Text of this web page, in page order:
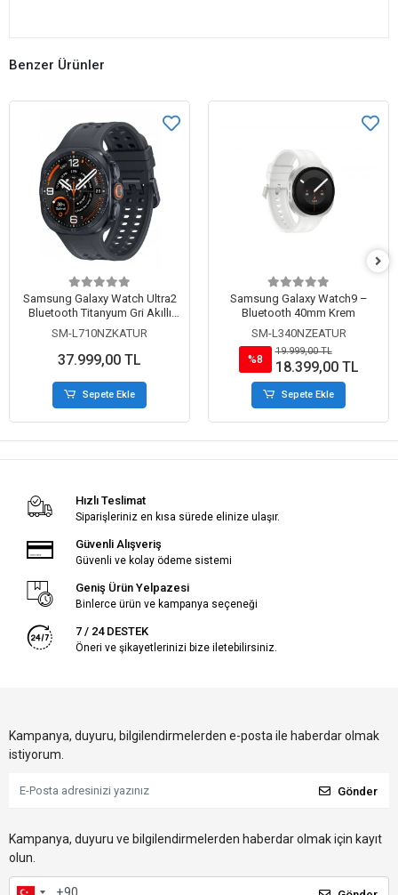
Benzer Ürünler
Samsung Galaxy Watch Ultra2
Bluetooth Titanyum Gri Akıllı
Saat
SM-L710NZKATUR
37.999,00 TL
Sepete Ekle
Samsung Galaxy Watch9 –
Bluetooth 40mm Krem
SM-L340NZEATUR
%8
19.999,00 TL
18.399,00 TL
Sepete Ekle
Hızlı Teslimat
Siparişleriniz en kısa sürede elinize ulaşır.
Güvenli Alışveriş
Güvenli ve kolay ödeme sistemi
Geniş Ürün Yelpazesi
Binlerce ürün ve kampanya seçeneği
7 / 24 DESTEK
Öneri ve şikayetlerinizi bize iletebilirsiniz.
Kampanya, duyuru, bilgilendirmelerden e-posta ile haberdar olmak
istiyorum.
Gönder
Kampanya, duyuru ve bilgilendirmelerden haberdar olmak için kayıt
olun.